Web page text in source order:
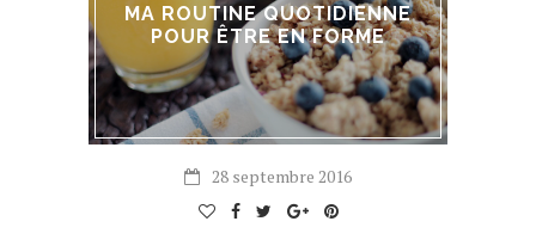
MA ROUTINE QUOTIDIENNE
POUR ÊTRE EN FORME
28 septembre 2016